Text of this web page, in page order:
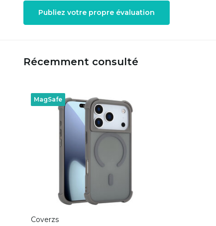
Publiez votre propre évaluation
Récemment consulté
MagSafe
Coverzs